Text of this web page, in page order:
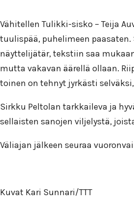
Vähitellen Tulikki-sisko – Teija
tuulispää, puhelimeen
näyttelijätär, tekstiin saa
mutta vakavan äärellä ollaan.
toinen on tehnyt jyrkästi
Sirkku Peltolan tarkkaileva ja
sellaisten sanojen viljelystä,
Väliajan jälkeen seuraa
Kuvat Kari Sunnari/TTT